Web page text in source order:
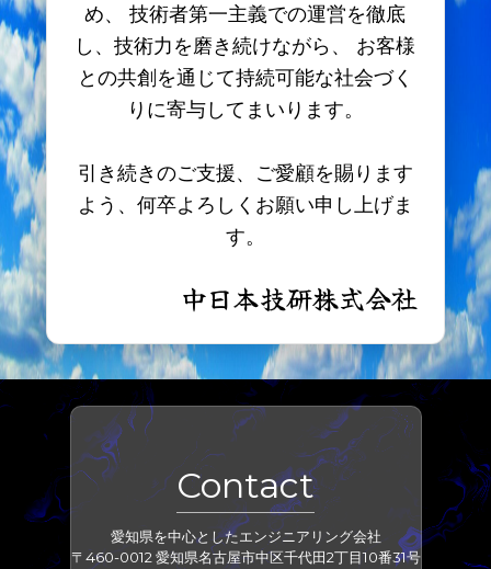
客先常駐派遣
請負
採用情報
お問い合わせ
社員専用
め、 技術者第一主義での運営を徹底
し、技術力を磨き続けながら、 お客様
との共創を通じて持続可能な社会づく
りに寄与してまいります。
引き続きのご支援、ご愛顧を賜ります
よう、何卒よろしくお願い申し上げま
す。
中日本技研株式会社
Contact
愛知県を中心としたエンジニアリング会社
〒460-0012 愛知県名古屋市中区千代田2丁目10番31号